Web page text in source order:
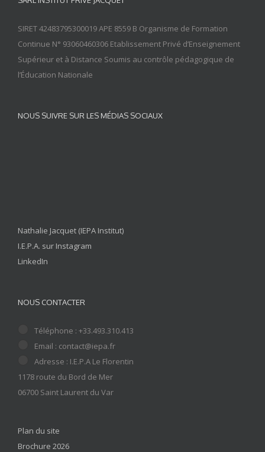
SIRET 42483795300019 APE 8559 B Organisme de Formation
Continue N° 93060460306 Etablissement Privé d’Enseignement
Supérieur et à Distance Soumis au contrôle pédagogique de
l’Éducation Nationale
NOUS SUIVRE SUR LES MÉDIAS SOCIAUX
Nathalie Jacquet (IEPA Institut)
I.E.P.A. sur Instagram
LinkedIn
NOUS CONTACTER
Téléphone : +33.493.310.413
Email : contact@iepa.fr
Adresse : I.E.P.A Le Florentin
1178 route du Bord de Mer
06700 Saint Laurent du Var
Plan du site
Brochure 2026